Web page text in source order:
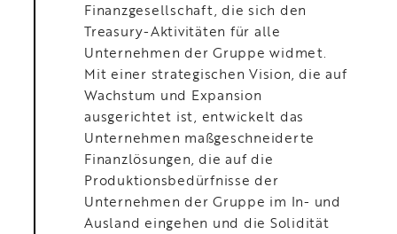
Finanzgesellschaft, die sich den
Treasury-Aktivitäten für alle
Unternehmen der Gruppe widmet.
Mit einer strategischen Vision, die auf
Wachstum und Expansion
ausgerichtet ist, entwickelt das
Unternehmen maßgeschneiderte
Finanzlösungen, die auf die
Produktionsbedürfnisse der
Unternehmen der Gruppe im In- und
Ausland eingehen und die Solidität